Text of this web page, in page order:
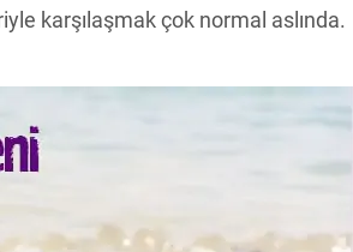
karşılaşmak çok normal aslında.